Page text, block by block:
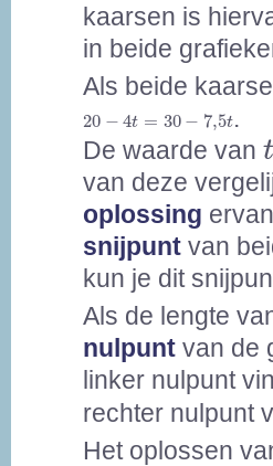
kaarsen is
in beide
Als beide
20 − 4t = 30 − 7,5t
20 =30 7,5
.
De waarde van t
t
van deze
oplossing
snijpunt van
kun je dit
Als de lengte
nulpunt van de
linker nulpunt
rechter nulpunt
Het oplossen